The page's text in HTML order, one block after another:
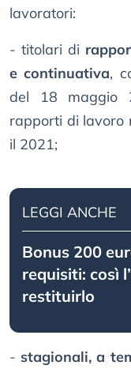
lavoratori:
- titolari di
e continuativa,
del 18 maggio
rapporti di lavoro
il 2021;
LEGGI ANCHE
Bonus 200
requisiti: così
restituirlo
- stagionali, a